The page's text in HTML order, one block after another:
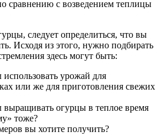
сравнению с возведением теплицы
следует определиться, что вы
Исходя из этого, нужно подбирать
здесь могут быть:
урожай для
или же для приготовления свежих
выращивать огурцы в теплое время
тоже?
вы хотите получить?